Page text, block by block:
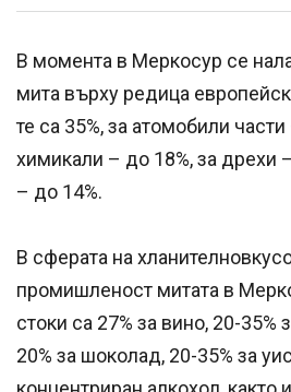
В момента в Меркосур се
мита върху редица
те са 35%, за атомобили
химикали – до 18%, за дрехи
– до 14%.
В сферата на
промишленост митата в
стоки са 27% за вино, 20-
20% за шоколад, 20-35% за